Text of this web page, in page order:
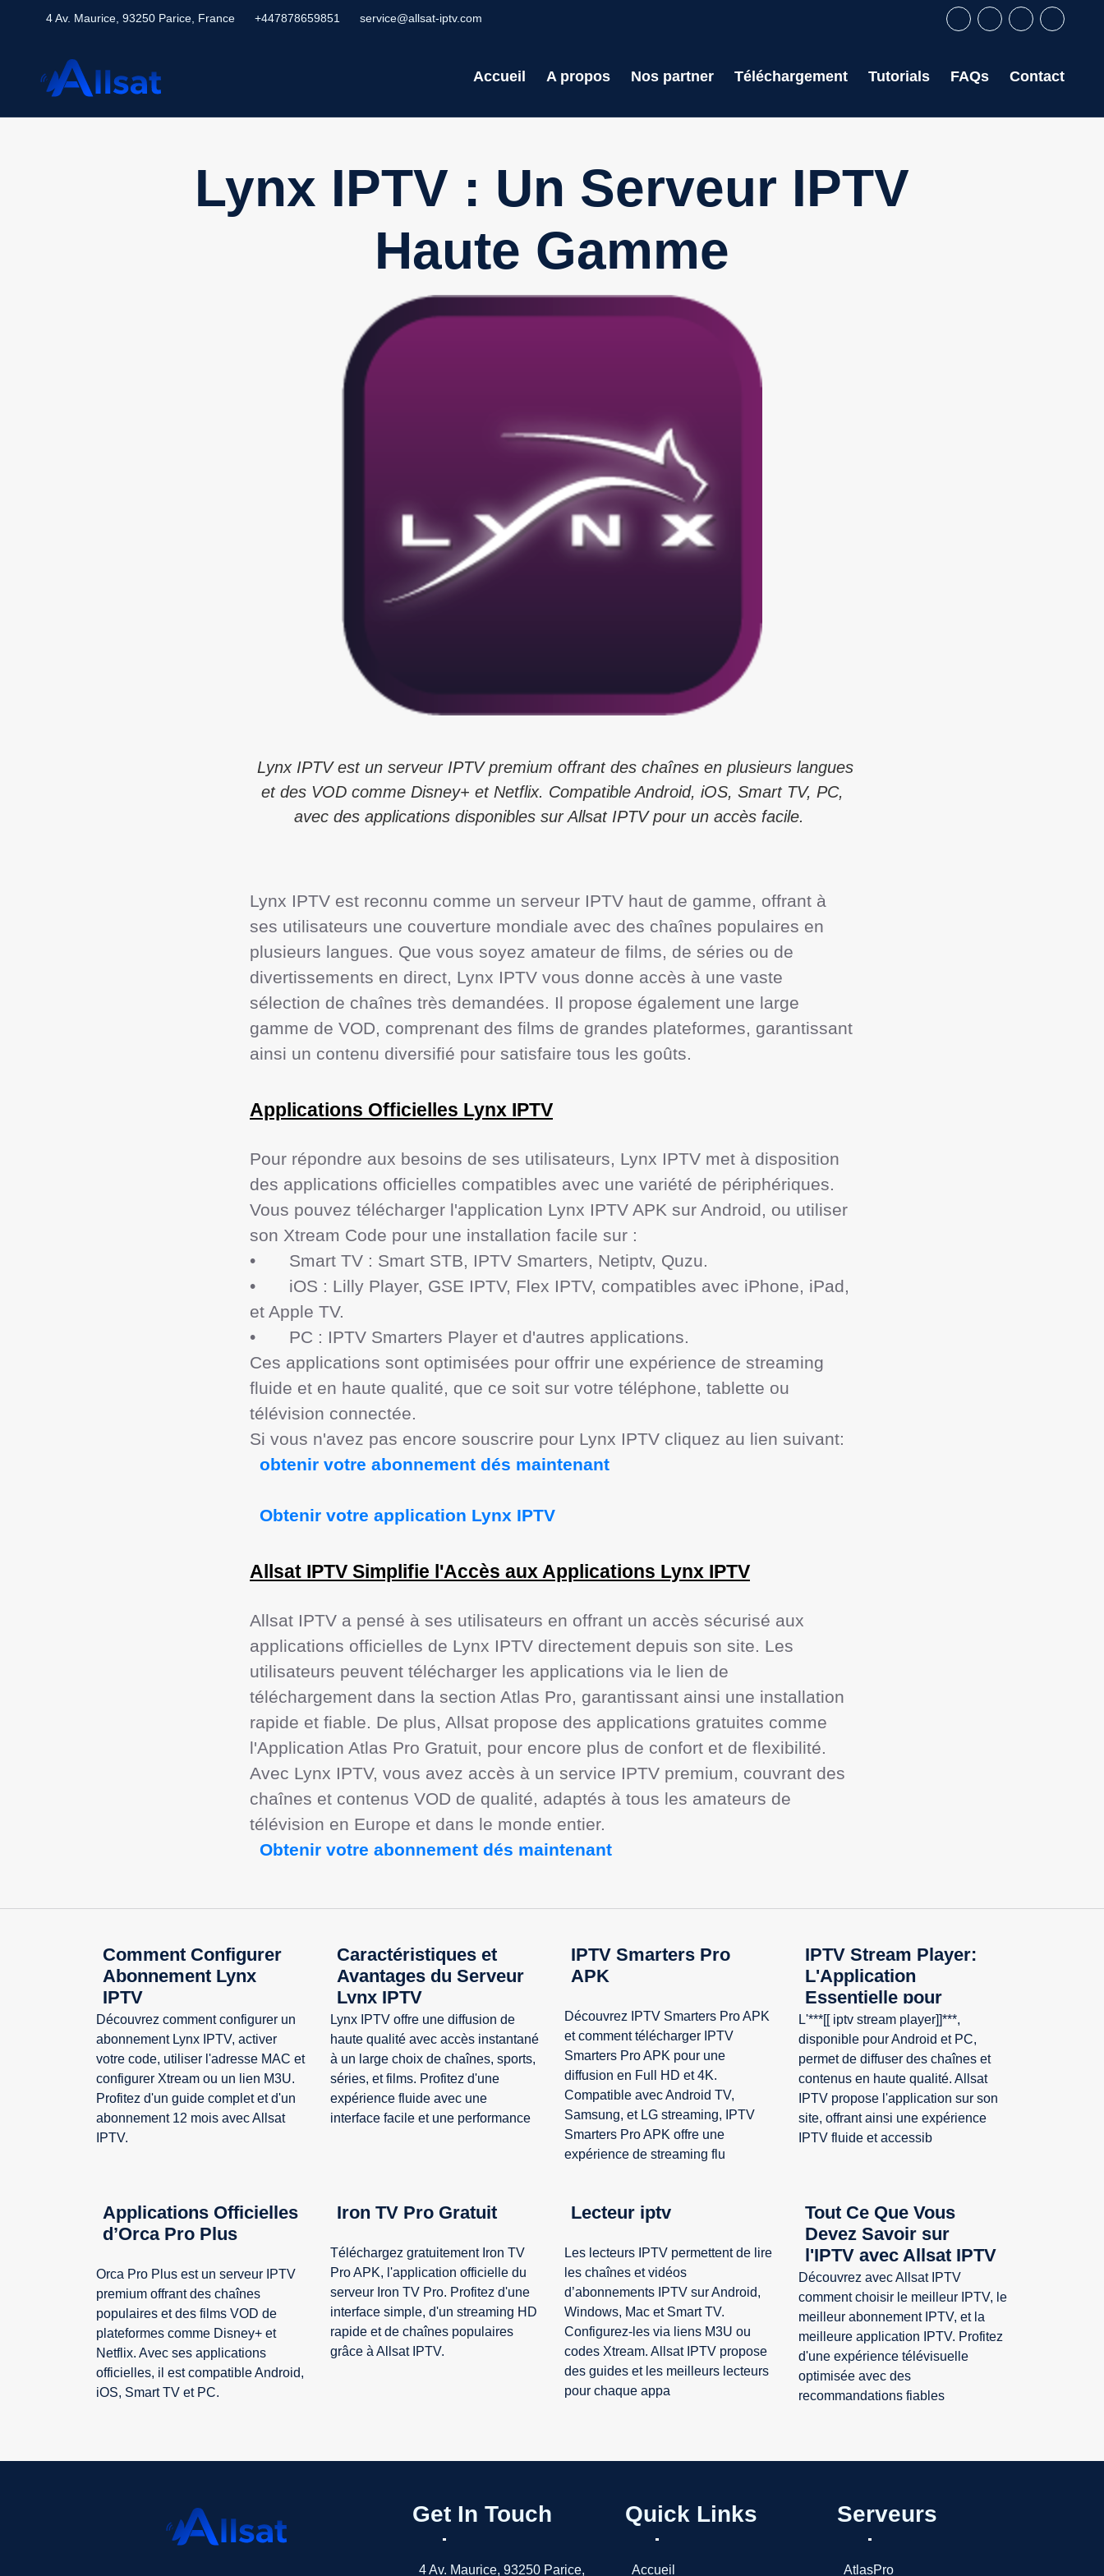
4 Av. Maurice, 93250 Parice, France +447878659851 service@allsat-iptv.com
Accueil A propos Nos partner Téléchargement Tutorials FAQs Contact
Lynx IPTV : Un Serveur IPTV
Haute Gamme
Lynx IPTV est un serveur IPTV premium offrant des chaînes en plusieurs langues
et des VOD comme Disney+ et Netflix. Compatible Android, iOS, Smart TV, PC,
avec des applications disponibles sur Allsat IPTV pour un accès facile.
Lynx IPTV est reconnu comme un serveur IPTV haut de gamme, offrant à
ses utilisateurs une couverture mondiale avec des chaînes populaires en
plusieurs langues. Que vous soyez amateur de films, de séries ou de
divertissements en direct, Lynx IPTV vous donne accès à une vaste
sélection de chaînes très demandées. Il propose également une large
gamme de VOD, comprenant des films de grandes plateformes, garantissant
ainsi un contenu diversifié pour satisfaire tous les goûts.
Applications Officielles Lynx IPTV
Pour répondre aux besoins de ses utilisateurs, Lynx IPTV met à disposition
des applications officielles compatibles avec une variété de périphériques.
Vous pouvez télécharger l'application Lynx IPTV APK sur Android, ou utiliser
son Xtream Code pour une installation facile sur :
•	Smart TV : Smart STB, IPTV Smarters, Netiptv, Quzu.
•	iOS : Lilly Player, GSE IPTV, Flex IPTV, compatibles avec iPhone, iPad,
et Apple TV.
•	PC : IPTV Smarters Player et d'autres applications.
Ces applications sont optimisées pour offrir une expérience de streaming
fluide et en haute qualité, que ce soit sur votre téléphone, tablette ou
télévision connectée.
Si vous n'avez pas encore souscrire pour Lynx IPTV cliquez au lien suivant:
obtenir votre abonnement dés maintenant
Obtenir votre application Lynx IPTV
Allsat IPTV Simplifie l'Accès aux Applications Lynx IPTV
Allsat IPTV a pensé à ses utilisateurs en offrant un accès sécurisé aux
applications officielles de Lynx IPTV directement depuis son site. Les
utilisateurs peuvent télécharger les applications via le lien de
téléchargement dans la section Atlas Pro, garantissant ainsi une installation
rapide et fiable. De plus, Allsat propose des applications gratuites comme
l'Application Atlas Pro Gratuit, pour encore plus de confort et de flexibilité.
Avec Lynx IPTV, vous avez accès à un service IPTV premium, couvrant des
chaînes et contenus VOD de qualité, adaptés à tous les amateurs de
télévision en Europe et dans le monde entier.
Obtenir votre abonnement dés maintenant
Comment Configurer
Abonnement Lynx
IPTV
Découvrez comment configurer un
abonnement Lynx IPTV, activer
votre code, utiliser l'adresse MAC et
configurer Xtream ou un lien M3U.
Profitez d'un guide complet et d'un
abonnement 12 mois avec Allsat
IPTV.
Caractéristiques et
Avantages du Serveur
Lynx IPTV
Lynx IPTV offre une diffusion de
haute qualité avec accès instantané
à un large choix de chaînes, sports,
séries, et films. Profitez d'une
expérience fluide avec une
interface facile et une performance
IPTV Smarters Pro
APK
Découvrez IPTV Smarters Pro APK
et comment télécharger IPTV
Smarters Pro APK pour une
diffusion en Full HD et 4K.
Compatible avec Android TV,
Samsung, et LG streaming, IPTV
Smarters Pro APK offre une
expérience de streaming flu
IPTV Stream Player:
L'Application
Essentielle pour
Android et PC
L'***[[ iptv stream player]]***,
disponible pour Android et PC,
permet de diffuser des chaînes et
contenus en haute qualité. Allsat
IPTV propose l'application sur son
site, offrant ainsi une expérience
IPTV fluide et accessib
Applications Officielles
d’Orca Pro Plus
Orca Pro Plus est un serveur IPTV
premium offrant des chaînes
populaires et des films VOD de
plateformes comme Disney+ et
Netflix. Avec ses applications
officielles, il est compatible Android,
iOS, Smart TV et PC.
Iron TV Pro Gratuit
Téléchargez gratuitement Iron TV
Pro APK, l'application officielle du
serveur Iron TV Pro. Profitez d'une
interface simple, d'un streaming HD
rapide et de chaînes populaires
grâce à Allsat IPTV.
Lecteur iptv
Les lecteurs IPTV permettent de lire
les chaînes et vidéos
d’abonnements IPTV sur Android,
Windows, Mac et Smart TV.
Configurez-les via liens M3U ou
codes Xtream. Allsat IPTV propose
des guides et les meilleurs lecteurs
pour chaque appa
Tout Ce Que Vous
Devez Savoir sur
l'IPTV avec Allsat IPTV
Découvrez avec Allsat IPTV
comment choisir le meilleur IPTV, le
meilleur abonnement IPTV, et la
meilleure application IPTV. Profitez
d'une expérience télévisuelle
optimisée avec des
recommandations fiables
Get In Touch
4 Av. Maurice, 93250 Parice,
Quick Links
Accueil
Serveurs
AtlasPro